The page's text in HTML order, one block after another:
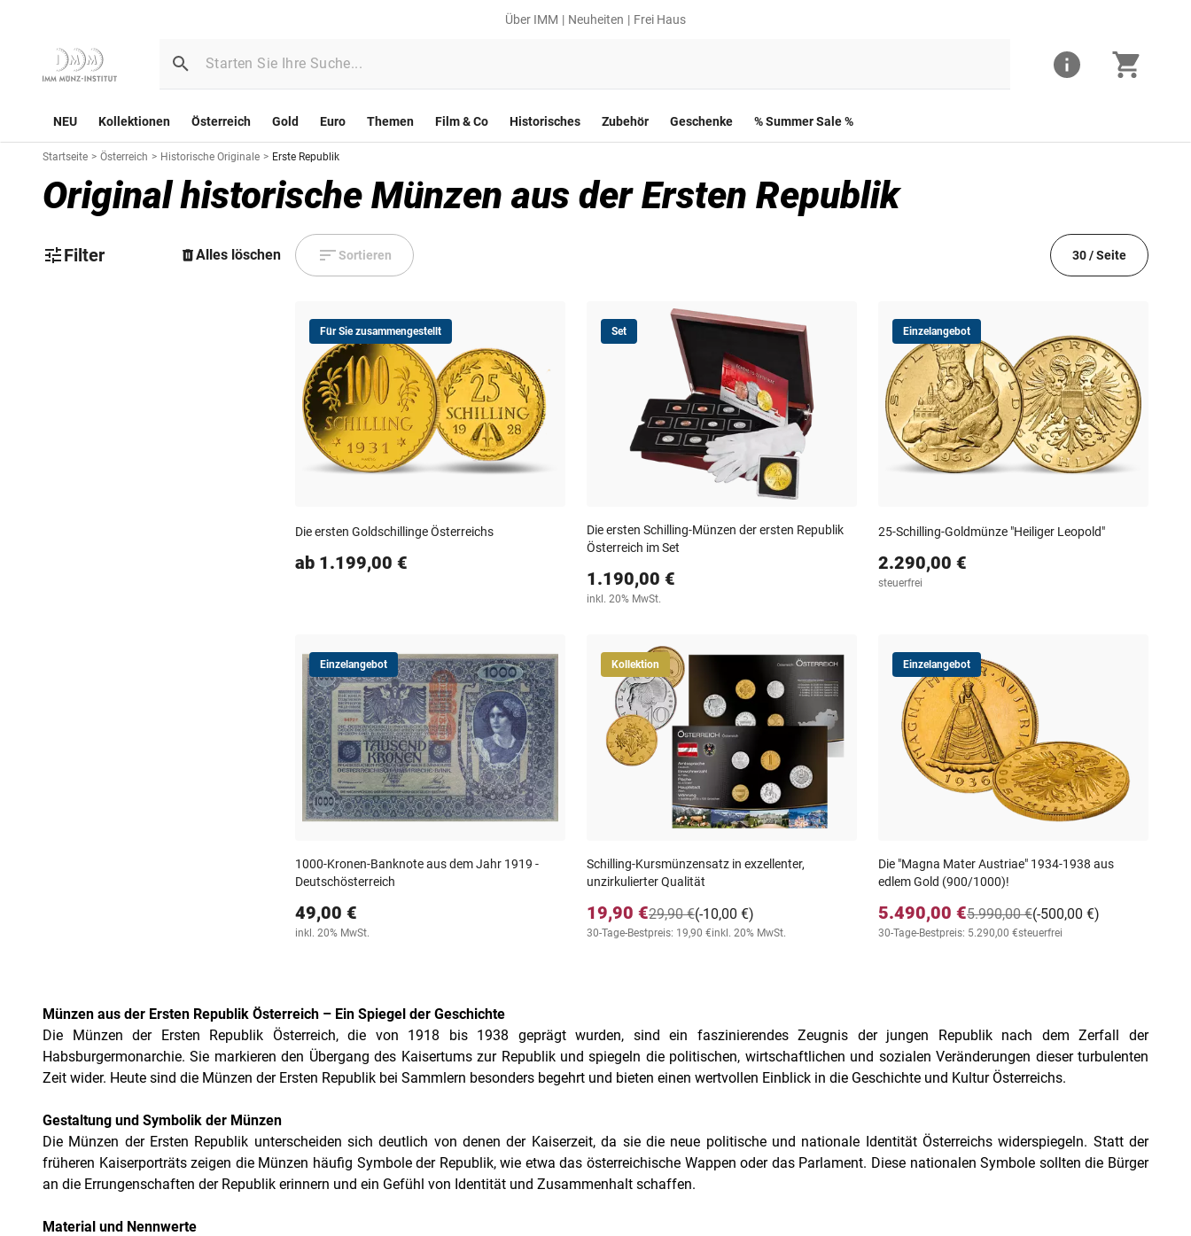
Über IMM Neuheiten Frei Haus
NEU Kollektionen Österreich Gold Euro Themen Film & Co Historisches Zubehör Geschenke % Summer Sale %
Startseite > Österreich > Historische Originale > Erste Republik
Original historische Münzen aus der Ersten Republik
Filter Alles löschen Sortieren 30 / Seite
Für Sie zusammengestellt
Die ersten Goldschillinge Österreichs
ab 1.199,00 €
Set
Die ersten Schilling-Münzen der ersten Republik
Österreich im Set
1.190,00 €
inkl. 20% MwSt.
Einzelangebot
25-Schilling-Goldmünze "Heiliger Leopold"
2.290,00 €
steuerfrei
Einzelangebot
1000-Kronen-Banknote aus dem Jahr 1919 -
Deutschösterreich
49,00 €
inkl. 20% MwSt.
Kollektion
Schilling-Kursmünzensatz in exzellenter,
unzirkulierter Qualität
19,90 € (-10,00 €)
29,90 €
30-Tage-Bestpreis: 19,90 €inkl. 20% MwSt.
Einzelangebot
Die "Magna Mater Austriae" 1934-1938 aus
edlem Gold (900/1000)!
5.490,00 € (-500,00 €)
5.990,00 €
30-Tage-Bestpreis: 5.290,00 €steuerfrei
Münzen aus der Ersten Republik Österreich – Ein Spiegel der Geschichte
Die Münzen der Ersten Republik Österreich, die von 1918 bis 1938 geprägt wurden, sind ein faszinierendes Zeugnis der jungen Republik nach dem Zerfall der
Habsburgermonarchie. Sie markieren den Übergang des Kaisertums zur Republik und spiegeln die politischen, wirtschaftlichen und sozialen Veränderungen dieser turbulenten
Zeit wider. Heute sind die Münzen der Ersten Republik bei Sammlern besonders begehrt und bieten einen wertvollen Einblick in die Geschichte und Kultur Österreichs.
Gestaltung und Symbolik der Münzen
Die Münzen der Ersten Republik unterscheiden sich deutlich von denen der Kaiserzeit, da sie die neue politische und nationale Identität Österreichs widerspiegeln. Statt der
früheren Kaiserporträts zeigen die Münzen häufig Symbole der Republik, wie etwa das österreichische Wappen oder das Parlament. Diese nationalen Symbole sollten die Bürger
an die Errungenschaften der Republik erinnern und ein Gefühl von Identität und Zusammenhalt schaffen.
Material und Nennwerte